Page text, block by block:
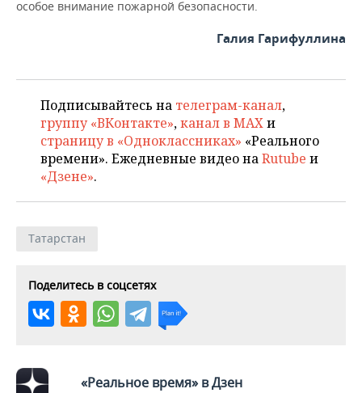
особое внимание пожарной безопасности.
Галия Гарифуллина
Подписывайтесь на телеграм-канал,
группу «ВКонтакте»,канал в MAXи
страницу в «Одноклассниках» «Реального
времени». Ежедневные видео наRutube и
«Дзене».
Татарстан
Поделитесь в соцсетях
«Реальное время» в Дзен